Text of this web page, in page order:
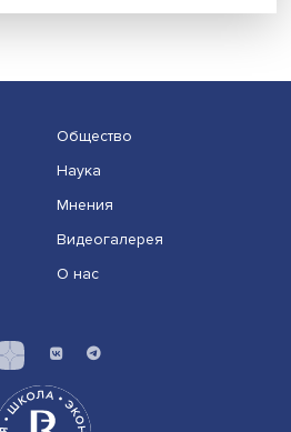
речи: как работает
в нейрохирургии
операции на головном мозге —
современной нейрохиру......